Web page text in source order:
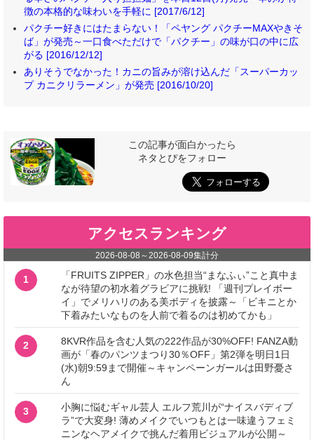
徴の本格的な味わいを手軽に [2017/6/12]
パクチー好きにはたまらない！「ペヤング パクチーMAXやきそ
ば」が発売～一口食べただけで「パクチー」の味が口の中に広
がる [2016/12/12]
ありそうでなかった！カニの旨みが溶け込んだ「スーパーカッ
プ カニクリラーメン」が発売 [2016/10/20]
この記事が面白かったら
ネタとぴをフォロー
アクセスランキング
2026-08-08 ～2026-08-09集計分
1
「FRUITS ZIPPER」の水色担当“まなふぃ”こと真中ま
なが待望の初水着グラビアに挑戦! 「週刊プレイボー
イ」でメリハリのある美ボディを披露～「ビキニとか
下着みたいなものを人前で着るのは初めてかも」
2
8KVR作品を含む人気の222作品が30%OFF! FANZA動
画が「春のパンツまつり30％OFF」第2弾を明日1日
(水)朝9:59まで開催～キャンペーンガールは田野憂さ
ん
3
小胸に悩むギャル芸人 エルフ荒川が“ナイスバディブ
ラ”で大変身! 薄めメイクでいつもとは一味違うフェミ
ニンなヘアメイクで挑んだ着用ビジュアルが公開～